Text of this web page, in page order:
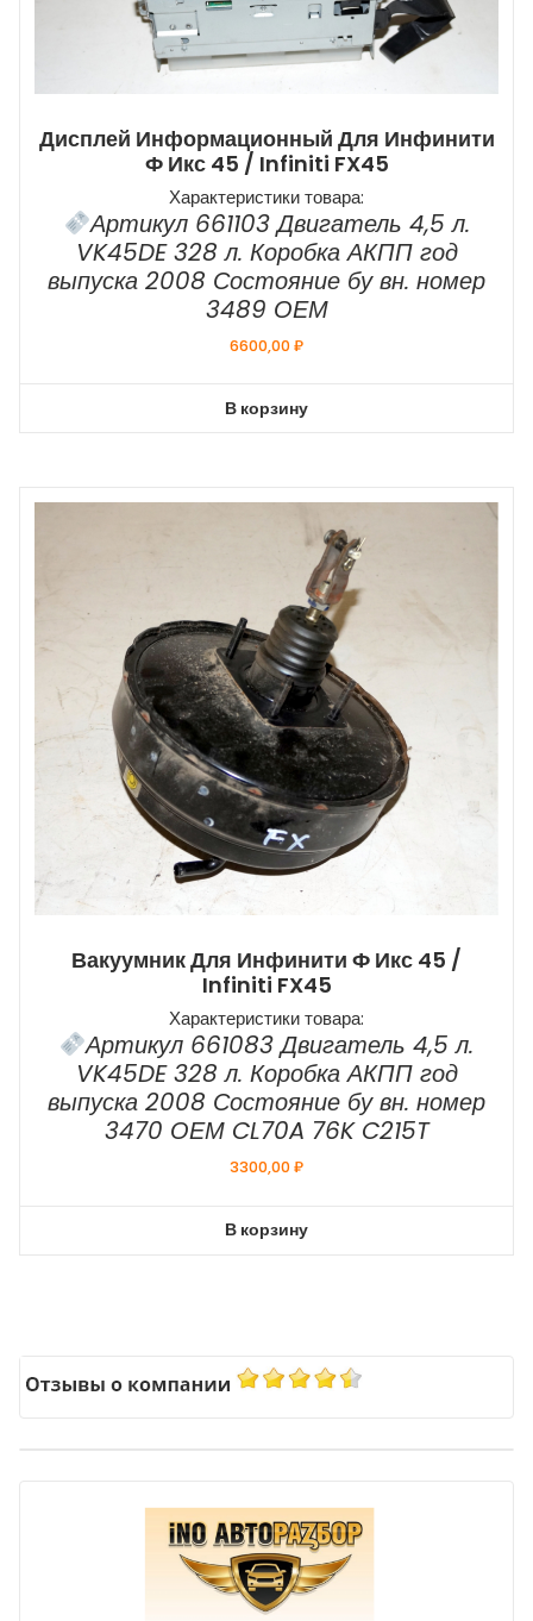
Дисплей Информационный Для Инфинити
Ф Икс 45 / Infiniti FX45
Характеристики товара:
Артикул 661103 Двигатель 4,5 л.
VK45DE 328 л. Коробка АКПП год
выпуска 2008 Состояние бу вн. номер
3489 ОЕМ
6600,00₽
В корзину
Вакуумник Для Инфинити Ф Икс 45 /
Infiniti FX45
Характеристики товара:
Артикул 661083 Двигатель 4,5 л.
VK45DE 328 л. Коробка АКПП год
выпуска 2008 Состояние бу вн. номер
3470 ОЕМ CL70A 76K C215T
3300,00₽
В корзину